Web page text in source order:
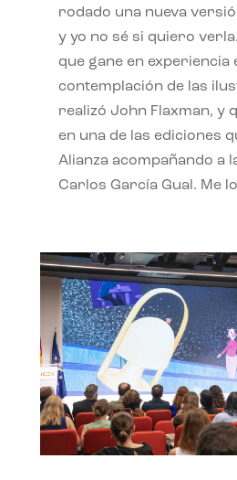
rodado una nueva
y yo no sé si quiero
que gane en experiencia
contemplación de las
realizó John Flaxman, y
en una de las ediciones
Alianza acompañando a
Carlos García Gual. Me